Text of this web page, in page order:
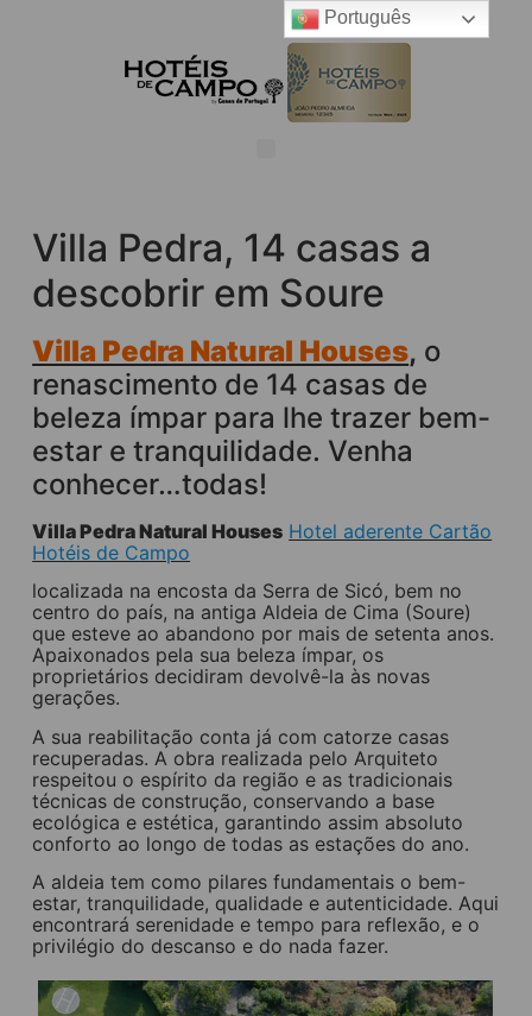
Villa Pedra, 14 casas a
descobrir em Soure
Villa Pedra Natural Houses, o
renascimento de 14 casas de
beleza ímpar para lhe trazer bem-
estar e tranquilidade. Venha
conhecer…todas!
Villa Pedra Natural Houses Hotel aderente Cartão
Hotéis de Campo
localizada na encosta da Serra de Sicó, bem no
centro do país, na antiga Aldeia de Cima (Soure)
que esteve ao abandono por mais de setenta anos.
Apaixonados pela sua beleza ímpar, os
proprietários decidiram devolvê-la às novas
gerações.
A sua reabilitação conta já com catorze casas
recuperadas. A obra realizada pelo Arquiteto
respeitou o espírito da região e as tradicionais
técnicas de construção, conservando a base
ecológica e estética, garantindo assim absoluto
conforto ao longo de todas as estações do ano.
A aldeia tem como pilares fundamentais o bem-
estar, tranquilidade, qualidade e autenticidade. Aqui
encontrará serenidade e tempo para reflexão, e o
privilégio do descanso e do nada fazer.
Português